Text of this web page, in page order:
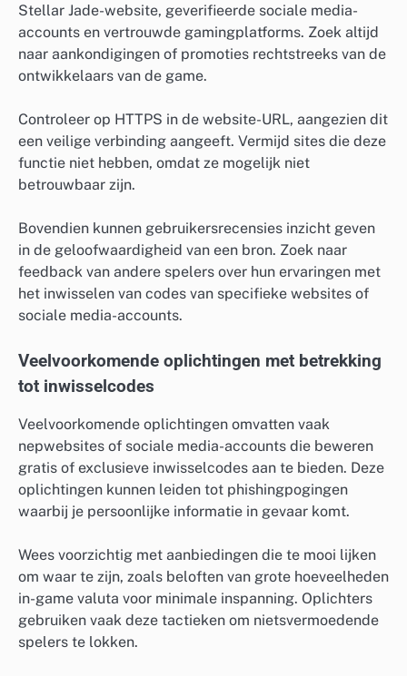
Stellar Jade-website, geverifieerde sociale media-
accounts en vertrouwde gamingplatforms. Zoek altijd
naar aankondigingen of promoties rechtstreeks van de
ontwikkelaars van de game.
Controleer op HTTPS in de website-URL, aangezien dit
een veilige verbinding aangeeft. Vermijd sites die deze
functie niet hebben, omdat ze mogelijk niet
betrouwbaar zijn.
Bovendien kunnen gebruikersrecensies inzicht geven
in de geloofwaardigheid van een bron. Zoek naar
feedback van andere spelers over hun ervaringen met
het inwisselen van codes van specifieke websites of
sociale media-accounts.
Veelvoorkomende oplichtingen met betrekking
tot inwisselcodes
Veelvoorkomende oplichtingen omvatten vaak
nepwebsites of sociale media-accounts die beweren
gratis of exclusieve inwisselcodes aan te bieden. Deze
oplichtingen kunnen leiden tot phishingpogingen
waarbij je persoonlijke informatie in gevaar komt.
Wees voorzichtig met aanbiedingen die te mooi lijken
om waar te zijn, zoals beloften van grote hoeveelheden
in-game valuta voor minimale inspanning. Oplichters
gebruiken vaak deze tactieken om nietsvermoedende
spelers te lokken.